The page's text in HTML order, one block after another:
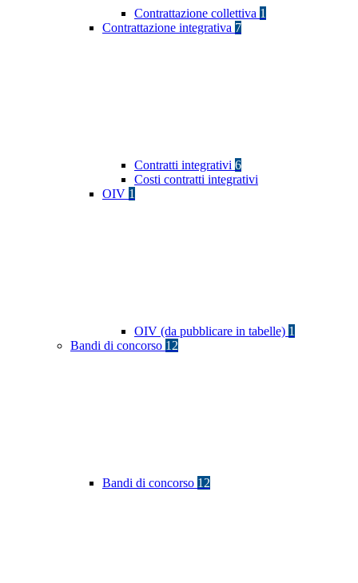
Contrattazione collettiva 1
Contrattazione integrativa 7
Contratti integrativi 6
Costi contratti integrativi
OIV 1
OIV (da pubblicare in tabelle) 1
Bandi di concorso 12
Bandi di concorso 12